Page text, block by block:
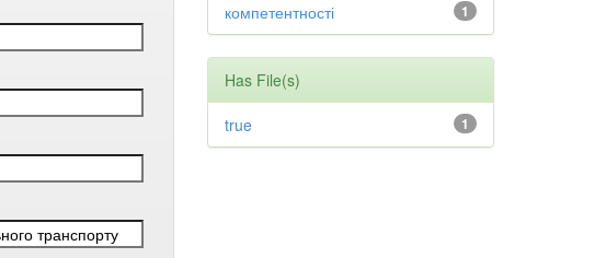
1
компетентності
Has File(s)
1
true